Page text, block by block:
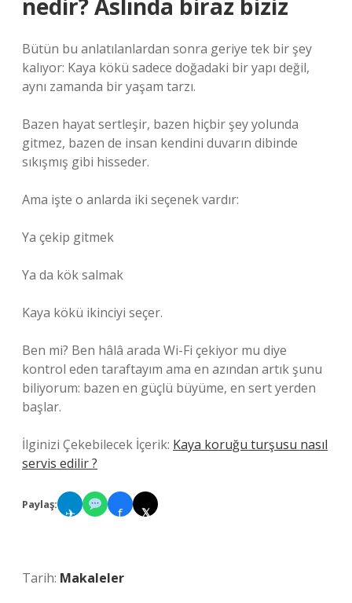
nedir? Aslında biraz biziz
Bütün bu anlatılanlardan sonra geriye tek bir şey
kalıyor: Kaya kökü sadece doğadaki bir yapı değil,
aynı zamanda bir yaşam tarzı.
Bazen hayat sertleşir, bazen hiçbir şey yolunda
gitmez, bazen de insan kendini duvarın dibinde
sıkışmış gibi hisseder.
Ama işte o anlarda iki seçenek vardır:
Ya çekip gitmek
Ya da kök salmak
Kaya kökü ikinciyi seçer.
Ben mi? Ben hâlâ arada Wi-Fi çekiyor mu diye
kontrol eden taraftayım ama en azından artık şunu
biliyorum: bazen en güçlü büyüme, en sert yerden
başlar.
İlginizi Çekebilecek İçerik: Kaya koruğu turşusu nasıl
servis edilir ?
Paylaş:
✈ f 𝕏
Tarih: Makaleler